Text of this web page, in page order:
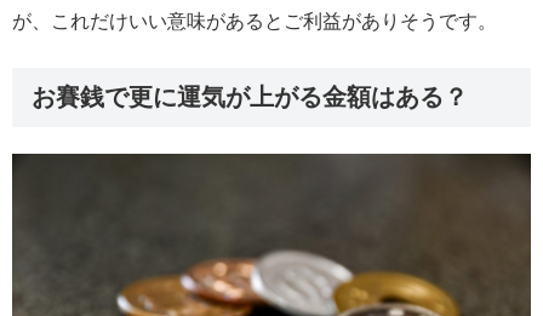
が、これだけいい意味があるとご利益がありそうです。
お賽銭で更に運気が上がる金額はある？